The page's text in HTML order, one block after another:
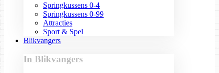
Springkussens 0-4
Springkussens 0-99
Attracties
Sport & Spel
Blikvangers
In Blikvangers